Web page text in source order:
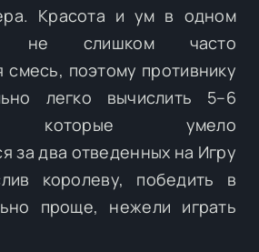
Красота и ум в одном
не слишком часто
смесь, поэтому противнику
легко вычислить 5–6
которые умело
за два отведенных на Игру
королеву, победить в
проще, нежели играть